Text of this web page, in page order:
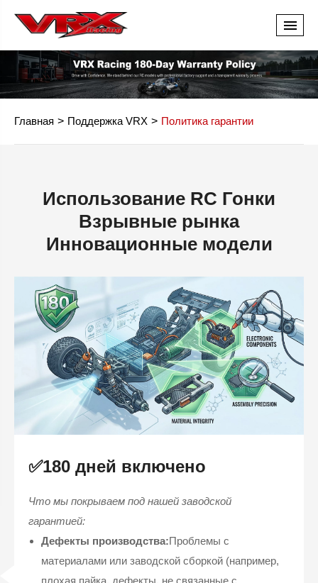
Главная Поддержка VRX Политика гарантии
Использование RC Гонки
Взрывные рынка
Инновационные модели
✅180 дней включено
Что мы покрываем под нашей заводской
гарантией:
Дефекты производства:Проблемы с
материалами или заводской сборкой (например,
плохая пайка, дефекты, не связанные с